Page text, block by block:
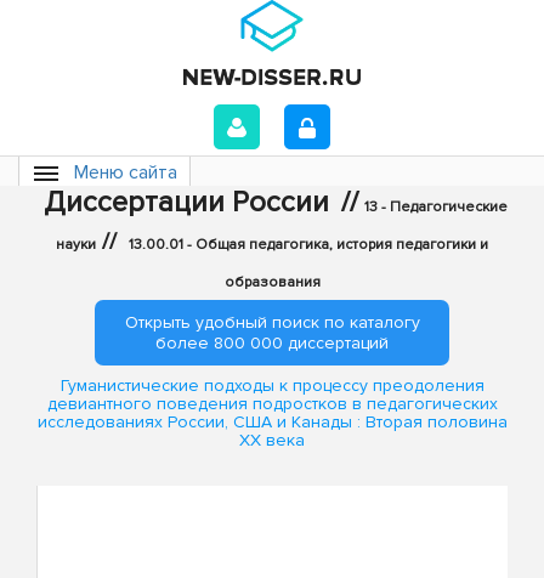
Меню сайта
Диссертации России // 13 - Педагогические
науки // 13.00.01 - Общая педагогика, история педагогики и
образования
Открыть удобный поиск по каталогу
более 800 000 диссертаций
Гуманистические подходы к процессу преодоления
девиантного поведения подростков в педагогических
исследованиях России, США и Канады : Вторая половина
XX века